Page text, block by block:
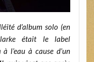
d’album solo (en
était le label
l’eau à cause d’un